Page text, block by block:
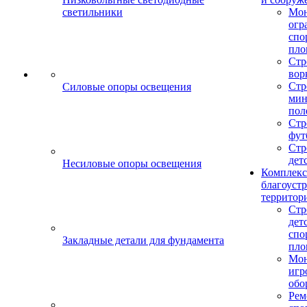
светильники
Силовые опоры освещения
Несиловые опоры освещения
Закладные детали для фундамента